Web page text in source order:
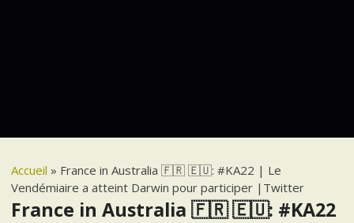
Accueil » France in Australia 🇫🇷 🇪🇺: #KA22 | Le
Vendémiaire a atteint Darwin pour participer |Twitter
France in Australia 🇫🇷 🇪🇺: #KA22